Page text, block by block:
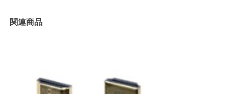
関連商品